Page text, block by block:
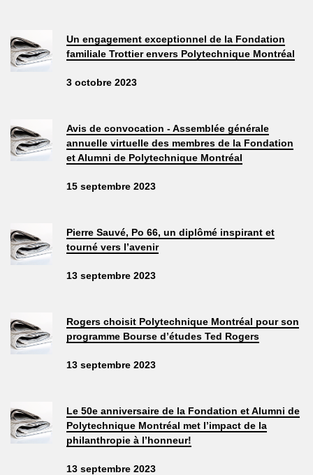
Un engagement exceptionnel de la Fondation
familiale Trottier envers Polytechnique Montréal
3 octobre 2023
Avis de convocation - Assemblée générale
annuelle virtuelle des membres de la Fondation
et Alumni de Polytechnique Montréal
15 septembre 2023
Pierre Sauvé, Po 66, un diplômé inspirant et
tourné vers l’avenir
13 septembre 2023
Rogers choisit Polytechnique Montréal pour son
programme Bourse d’études Ted Rogers
13 septembre 2023
Le 50e anniversaire de la Fondation et Alumni de
Polytechnique Montréal met l’impact de la
philanthropie à l’honneur!
13 septembre 2023